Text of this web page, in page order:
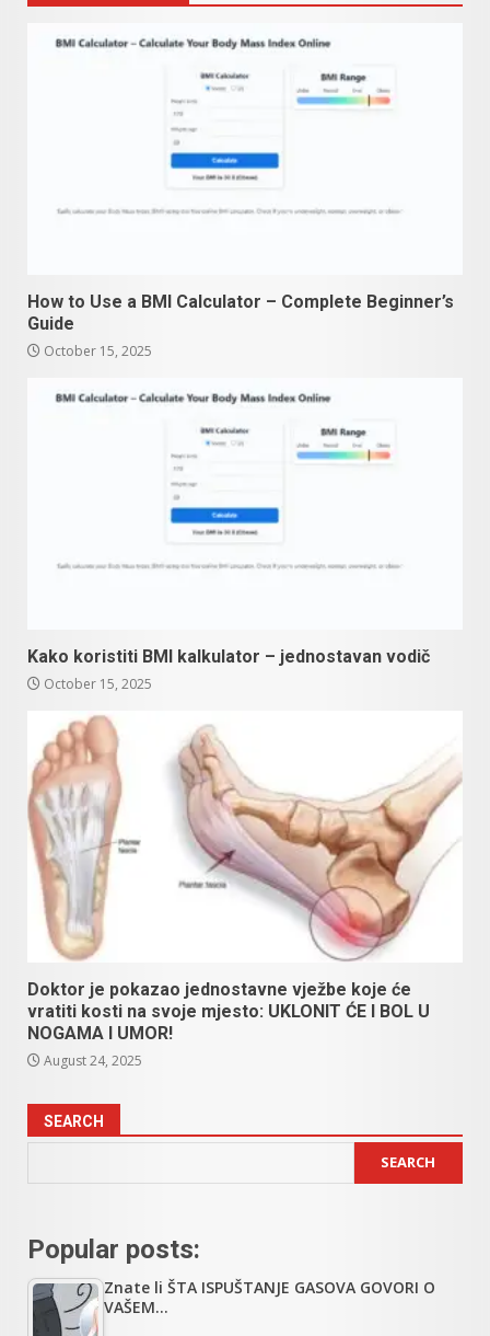
How to Use a BMI Calculator – Complete Beginner’s
Guide
October 15, 2025
Kako koristiti BMI kalkulator – jednostavan vodič
October 15, 2025
Doktor je pokazao jednostavne vježbe koje će
vratiti kosti na svoje mjesto: UKLONIT ĆE I BOL U
NOGAMA I UMOR!
August 24, 2025
SEARCH
SEARCH
Popular posts:
Znate li ŠTA ISPUŠTANJE GASOVA GOVORI O
VAŠEM…